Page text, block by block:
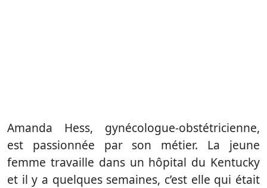
Amanda Hess, gynécologue-obstétricienne,
est passionnée par son métier. La jeune
femme travaille dans un hôpital du Kentucky
et il y a quelques semaines, c’est elle qui était